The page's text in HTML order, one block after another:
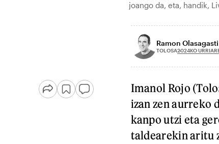
joango da, eta, handik,
Ramon Olasagasti
TOLOSA2024KO
Imanol Rojo
izan zen aurreko
kanpo utzi eta
taldearekin aritu